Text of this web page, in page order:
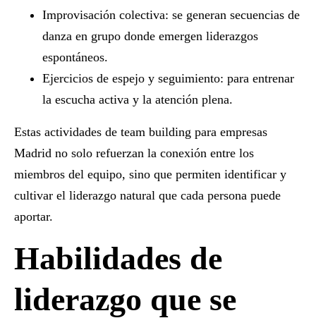
Improvisación colectiva: se generan secuencias de
danza en grupo donde emergen liderazgos
espontáneos.
Ejercicios de espejo y seguimiento: para entrenar
la escucha activa y la atención plena.
Estas actividades de team building para empresas
Madrid no solo refuerzan la conexión entre los
miembros del equipo, sino que permiten identificar y
cultivar el liderazgo natural que cada persona puede
aportar.
Habilidades de
liderazgo que se